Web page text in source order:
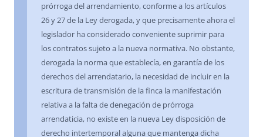
prórroga del arrendamiento, conforme a los artículos
26 y 27 de la Ley derogada, y que precisamente ahora el
legislador ha considerado conveniente suprimir para
los contratos sujeto a la nueva normativa. No obstante,
derogada la norma que establecía, en garantía de los
derechos del arrendatario, la necesidad de incluir en la
escritura de transmisión de la finca la manifestación
relativa a la falta de denegación de prórroga
arrendaticia, no existe en la nueva Ley disposición de
derecho intertemporal alguna que mantenga dicha